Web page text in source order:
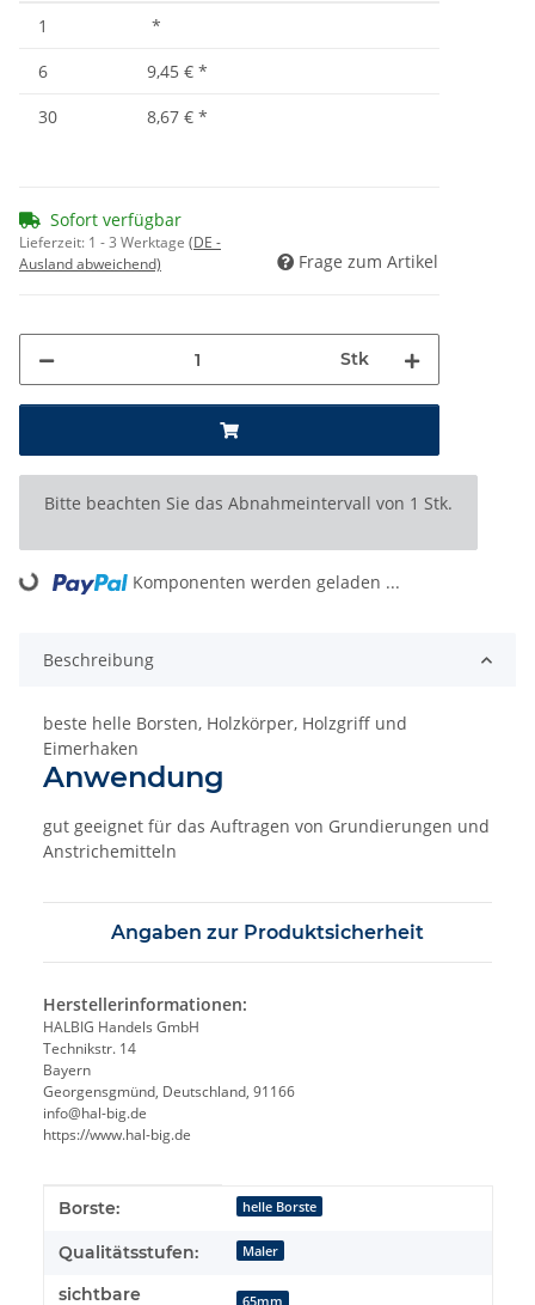
1
*
6
9,45 € *
30
8,67 € *
Sofort verfügbar
Lieferzeit: 1 - 3 Werktage (DE -
Ausland abweichend)
Frage zum Artikel
Stk
x
Bitte beachten Sie das Abnahmeintervall von 1 Stk.
Loading... Komponenten werden geladen ...
Beschreibung
beste helle Borsten, Holzkörper, Holzgriff und
Eimerhaken
Anwendung
gut geeignet für das Auftragen von Grundierungen und
Anstrichemitteln
Angaben zur Produktsicherheit
Herstellerinformationen:
HALBIG Handels GmbH
Technikstr. 14
Bayern
Georgensgmünd, Deutschland, 91166
info@hal-big.de
https://www.hal-big.de
Produkteigenschaft
Wert
Borste: helle Borste
Qualitätsstufen: Maler
sichtbare
65mm